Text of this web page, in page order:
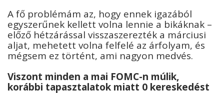
A fő problémám az, hogy ennek igazából
egyszerűnek kellett volna lennie a bikáknak –
előző hétzárással visszaszerezték a márciusi
aljat, mehetett volna felfelé az árfolyam, és
mégsem ez történt, ami nagyon medvés.
Viszont minden a mai FOMC-n múlik,
korábbi tapasztalatok miatt 0 kereskedést